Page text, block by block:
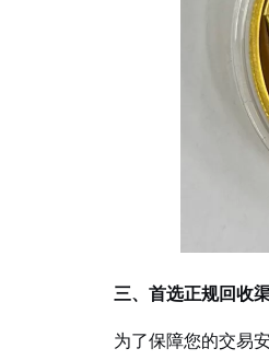
三、首选正规回收
为了保障您的交易